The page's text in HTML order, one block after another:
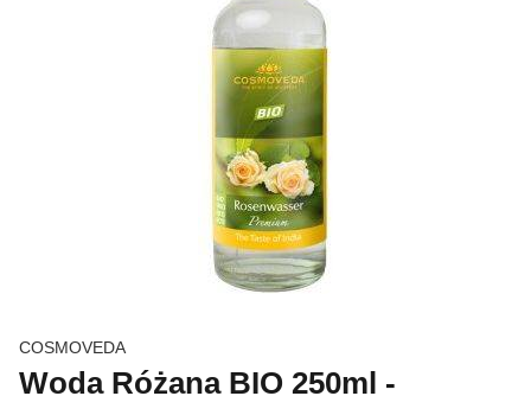
COSMOVEDA
Woda Różana BIO 250ml -